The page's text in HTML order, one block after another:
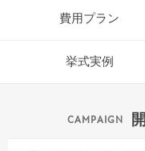
費用プラン
挙式実例